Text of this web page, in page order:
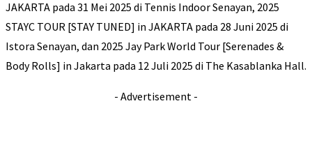
JAKARTA pada 31 Mei 2025 di Tennis Indoor Senayan, 2025
STAYC TOUR [STAY TUNED] in JAKARTA pada 28 Juni 2025 di
Istora Senayan, dan 2025 Jay Park World Tour [Serenades &
Body Rolls] in Jakarta pada 12 Juli 2025 di The Kasablanka Hall.
- Advertisement -